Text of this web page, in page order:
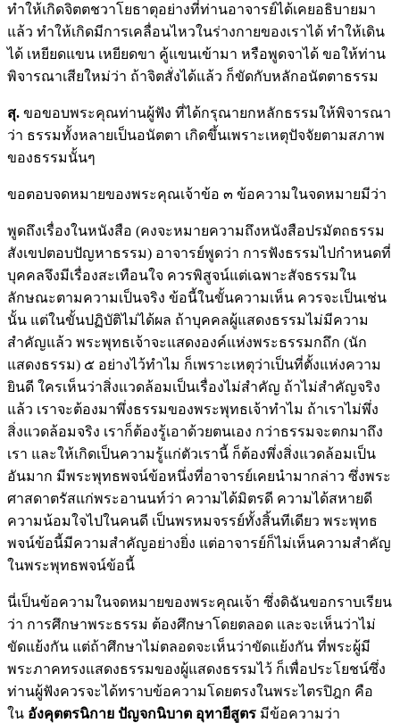
ทำให้เกิดจิตตชวาโยธาตุอย่างที่ท่านอาจารย์ได้เคยอธิบายมา
แล้ว ทำให้เกิดมีการเคลื่อนไหวในร่างกายของเราได้ ทำให้เดิน
ได้ เหยียดแขน เหยียดขา คู้แขนเข้ามา หรือพูดจาได้ ขอให้ท่าน
พิจารณาเสียใหม่ว่า ถ้าจิตสั่งได้แล้ว ก็ขัดกับหลักอนัตตาธรรม
สุ. ขอขอบพระคุณท่านผู้ฟัง ที่ได้กรุณายกหลักธรรมให้พิจารณา
ว่า ธรรมทั้งหลายเป็นอนัตตา เกิดขึ้นเพราะเหตุปัจจัยตามสภาพ
ของธรรมนั้นๆ
ขอตอบจดหมายของพระคุณเจ้าข้อ ๓ ข้อความในจดหมายมีว่า
พูดถึงเรื่องในหนังสือ (คงจะหมายความถึงหนังสือปรมัตถธรรม
สังเขปตอบปัญหาธรรม) อาจารย์พูดว่า การฟังธรรมไปกำหนดที่
บุคคลจึงมีเรื่องสะเทือนใจ ควรพิสูจน์แต่เฉพาะสัจธรรมใน
ลักษณะตามความเป็นจริง ข้อนี้ในขั้นความเห็น ควรจะเป็นเช่น
นั้น แต่ในขั้นปฏิบัติไม่ได้ผล ถ้าบุคคลผู้แสดงธรรมไม่มีความ
สำคัญแล้ว พระพุทธเจ้าจะแสดงองค์แห่งพระธรรมกถึก (นัก
แสดงธรรม) ๕ อย่างไว้ทำไม ก็เพราะเหตุว่าเป็นที่ตั้งแห่งความ
ยินดี ใครเห็นว่าสิ่งแวดล้อมเป็นเรื่องไม่สำคัญ ถ้าไม่สำคัญจริง
แล้ว เราจะต้องมาพึ่งธรรมของพระพุทธเจ้าทำไม ถ้าเราไม่พึ่ง
สิ่งแวดล้อมจริง เราก็ต้องรู้เอาด้วยตนเอง กว่าธรรมจะตกมาถึง
เรา และให้เกิดเป็นความรู้แก่ตัวเรานี้ ก็ต้องพึ่งสิ่งแวดล้อมเป็น
อันมาก มีพระพุทธพจน์ข้อหนึ่งที่อาจารย์เคยนำมากล่าว ซึ่งพระ
ศาสดาตรัสแก่พระอานนท์ว่า ความได้มิตรดี ความได้สหายดี
ความน้อมใจไปในคนดี เป็นพรหมจรรย์ทั้งสิ้นทีเดียว พระพุทธ
พจน์ข้อนี้มีความสำคัญอย่างยิ่ง แต่อาจารย์ก็ไม่เห็นความสำคัญ
ในพระพุทธพจน์ข้อนี้
นี่เป็นข้อความในจดหมายของพระคุณเจ้า ซึ่งดิฉันขอกราบเรียน
ว่า การศึกษาพระธรรม ต้องศึกษาโดยตลอด และจะเห็นว่าไม่
ขัดแย้งกัน แต่ถ้าศึกษาไม่ตลอดจะเห็นว่าขัดแย้งกัน ที่พระผู้มี
พระภาคทรงแสดงธรรมของผู้แสดงธรรมไว้ ก็เพื่อประโยชน์ซึ่ง
ท่านผู้ฟังควรจะได้ทราบข้อความโดยตรงในพระไตรปิฎก คือ
ใน อังคุตตรนิกาย ปัญจกนิบาต อุทายีสูตร มีข้อความว่า